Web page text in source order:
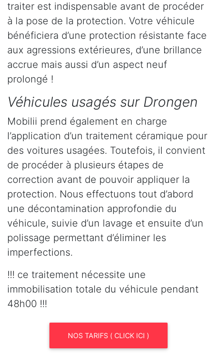
traiter est indispensable avant de procéder
à la pose de la protection. Votre véhicule
bénéficiera d’une protection résistante face
aux agressions extérieures, d’une brillance
accrue mais aussi d’un aspect neuf
prolongé !
Véhicules usagés sur Drongen
Mobilii prend également en charge
l’application d’un traitement céramique pour
des voitures usagées. Toutefois, il convient
de procéder à plusieurs étapes de
correction avant de pouvoir appliquer la
protection. Nous effectuons tout d’abord
une décontamination approfondie du
véhicule, suivie d’un lavage et ensuite d’un
polissage permettant d’éliminer les
imperfections.
!!! ce traitement nécessite une
immobilisation totale du véhicule pendant
48h00 !!!
NOS TARIFS ( CLICK ICI )